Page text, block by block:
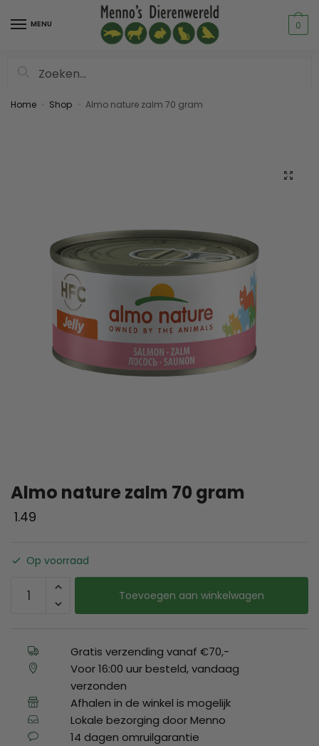
MENU 0
Home Shop Almo nature zalm 70 gram
Almo nature zalm 70 gram
1.49
Op voorraad
Toevoegen aan winkelwagen
Gratis verzending vanaf €70,-
Voor 16:00 uur besteld, vandaag
verzonden
Afhalen in de winkel is mogelijk
Lokale bezorging door Menno
14 dagen omruilgarantie